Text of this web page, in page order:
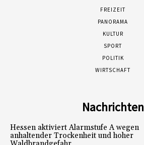
FREIZEIT
PANORAMA
KULTUR
SPORT
POLITIK
WIRTSCHAFT
Nachrichten
Hessen aktiviert Alarmstufe A wegen
anhaltender Trockenheit und hoher